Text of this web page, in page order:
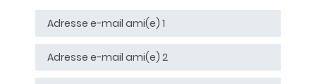
Chapitre 5